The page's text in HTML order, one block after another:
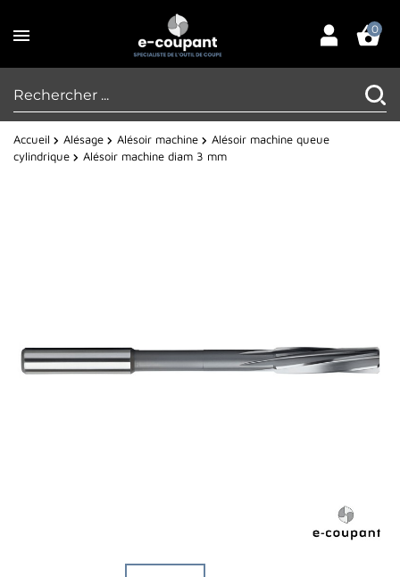
0
Accueil Alésage Alésoir machine
Alésoir machine queue
cylindrique
Alésoir machine diam 3 mm